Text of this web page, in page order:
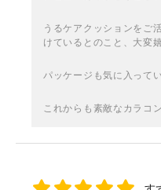
うるケアクッションをご
けているとのこと、大変
パッケージも気に入って
これからも素敵なカラコ